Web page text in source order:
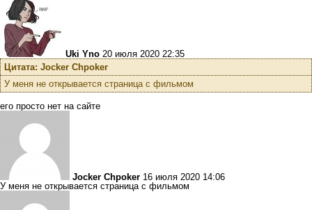
Uki Yno 20 июля 2020 22:35
Цитата: Jocker Chpoker
У меня не открывается страница с фильмом
его просто нет на сайте
Jocker Chpoker 16 июля 2020 14:06
У меня не открывается страница с фильмом